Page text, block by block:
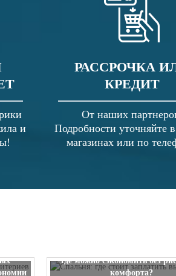
и
РАССРОЧКА
КРЕДИТ
От наших
Подробности уточняйте
магазинах или по
где можно сэкономить без
комфорта?